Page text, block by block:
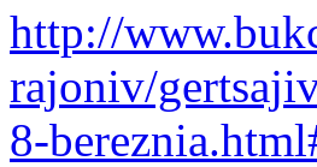
http://
rajoniv/
8-